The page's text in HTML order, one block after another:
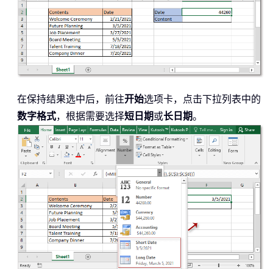
在保持结果选中后，前往开始选项卡，点击下拉列表中的
数字格式，根据需要选择短日期或长日期。